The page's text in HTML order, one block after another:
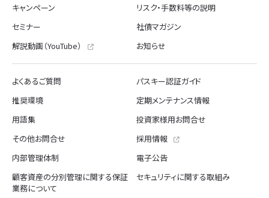
キャンペーン
リスク・手数料等の説明
セミナー
社債マガジン
解説動画（YouTube）
お知らせ
よくあるご質問
パスキー認証ガイド
推奨環境
定期メンテナンス情報
用語集
投資家様用お問合せ
その他お問合せ
採用情報
内部管理体制
電子公告
顧客資産の分別管理に関する保証
業務について
セキュリティに関する取組み